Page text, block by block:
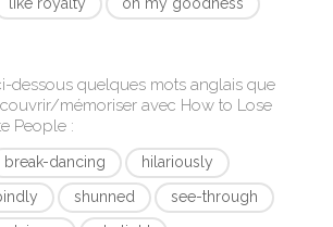
dessous quelques mots anglais que
mémoriser avec How to Lose
People :
break-dancing
hilariously
shunned
see-through